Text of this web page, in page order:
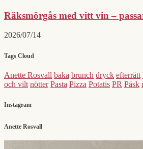
Räksmörgås med vitt vin –
2026/07/14
Tags Cloud
Anette Rosvall baka brunch dryck efterrätt
och vilt nötter Pasta Pizza Potatis PR Påsk
Instagram
Anette Rosvall